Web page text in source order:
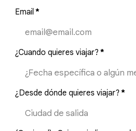
Email *
¿Cuando quieres viajar? *
¿Desde dónde quieres viajar? *